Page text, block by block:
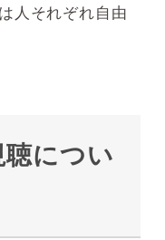
人それぞれ自由
につい